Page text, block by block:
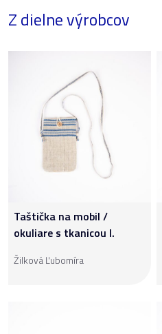
Z dielne výrobcov
Taštička na mobil /
okuliare s tkanicou I.
Žilková Ľubomíra